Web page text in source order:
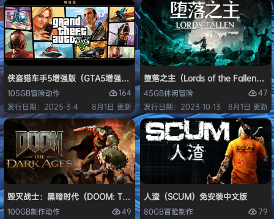
侠盗猎车手5增强版（GTA5增强版（Grand Theft Auto V Enhanced）免
105GB冒险动作
164
发行日期：2025-3-4
8月1日 更新
堕落之主（Lords of the Fallen）免
45GB休闲冒险
47
发行日期：2023-10-13
8月1日 更新
毁灭战士：黑暗时代（DOOM: The Dark Ages）免安装中文版
100GB制作动作
49
人渣（SCUM）免安装中文版
80GB冒险制作
79